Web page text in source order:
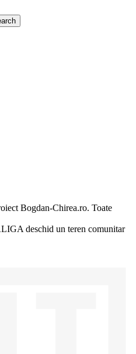
Bogdan-Chirea.ro. Toate
deschid un teren comunitar